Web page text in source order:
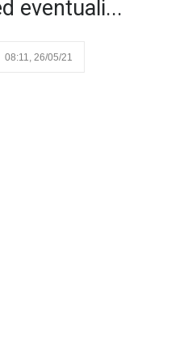
eventuali...
08:11, 26/05/21